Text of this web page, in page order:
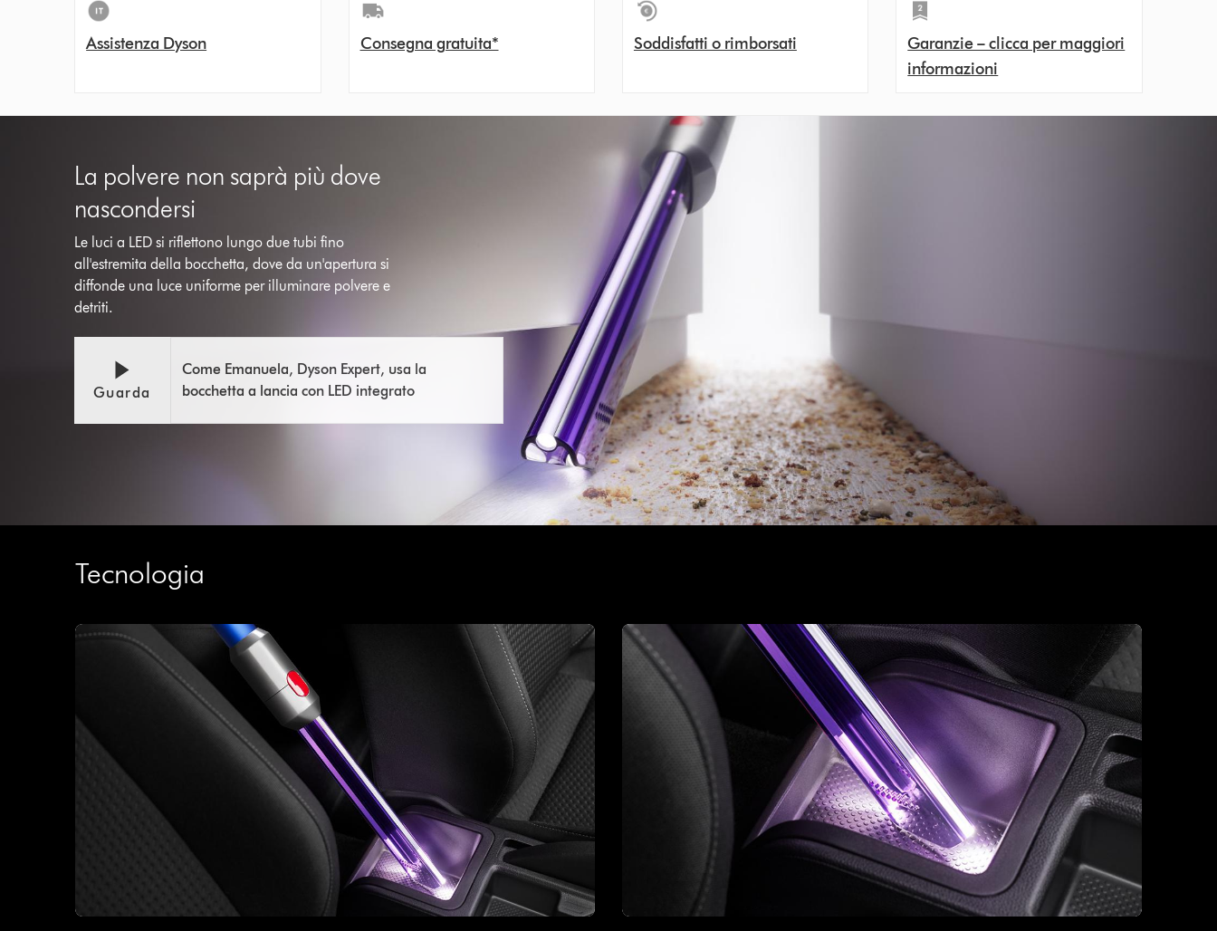
Assistenza Dyson Consegna gratuita* Soddisfatti o rimborsati
Garanzie – clicca per maggiori
informazioni
La polvere non saprà più dove
nascondersi
Le luci a LED si riflettono lungo due tubi fino
all'estremita della bocchetta, dove da un'apertura si
diffonde una luce uniforme per illuminare polvere e
detriti.
Guarda
Come Emanuela, Dyson Expert, usa la
bocchetta a lancia con LED integrato
Tecnologia